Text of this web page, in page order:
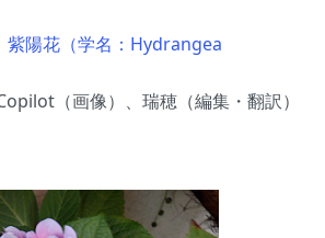
紫陽花（学名：Hydrangea
（画像）、瑞穂（編集・翻訳）